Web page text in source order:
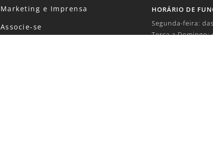
Marketing e Imprensa
Associe-se
HORÁRIO DE
Segunda-feira:
Terça a Domingo: